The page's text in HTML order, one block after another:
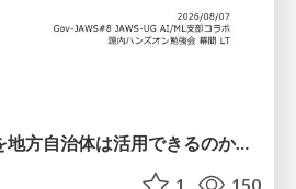
ガバメント AI 源内を地方自治体は活用できるのか 可能性と課題、期待について
1 150